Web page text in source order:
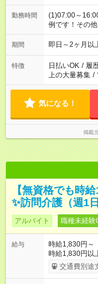
勤務時間
(1)07:00～16:00
例です！その
期間 即日～2ヶ月以
特徴 日払いOK / 履
上の大量募集 /
気になる！
掲載
【無資格でも時
✨訪問介護（週1
アルバイト 職種未経験
給与
時給1,830円～
時給1,830円以
考慮して決定します 【収入例】 週1回勤務の
間×4回=5万8,560円 週3回勤務の場合：1,830
交通費別途